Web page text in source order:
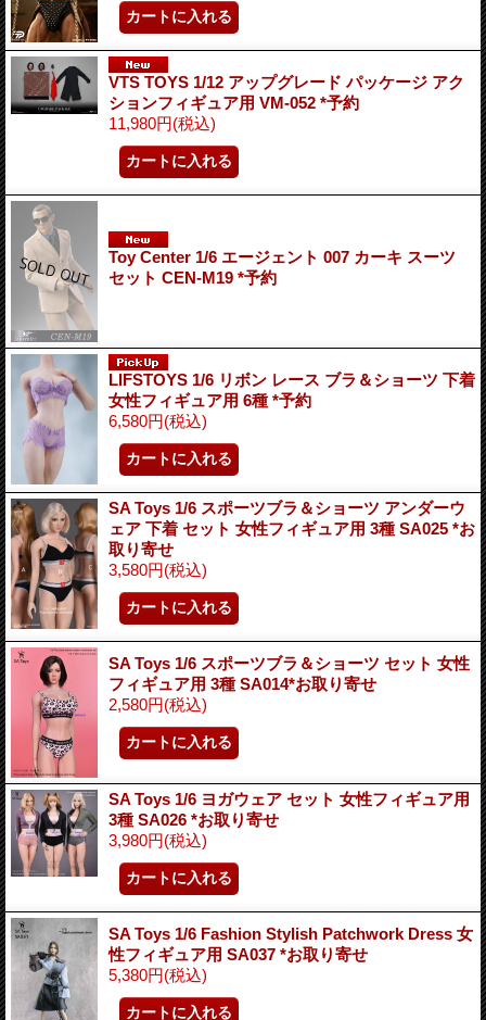
VTS TOYS 1/12 アップグレード パッケージ アク
ションフィギュア用 VM-052 *予約
11,980円(税込)
Toy Center 1/6 エージェント 007 カーキ スーツ
セット CEN-M19 *予約
LIFSTOYS 1/6 リボン レース ブラ＆ショーツ 下着
女性フィギュア用 6種 *予約
6,580円(税込)
SA Toys 1/6 スポーツブラ＆ショーツ アンダーウ
ェア 下着 セット 女性フィギュア用 3種 SA025 *お
取り寄せ
3,580円(税込)
SA Toys 1/6 スポーツブラ＆ショーツ セット 女性
フィギュア用 3種 SA014*お取り寄せ
2,580円(税込)
SA Toys 1/6 ヨガウェア セット 女性フィギュア用
3種 SA026 *お取り寄せ
3,980円(税込)
SA Toys 1/6 Fashion Stylish Patchwork Dress 女
性フィギュア用 SA037 *お取り寄せ
5,380円(税込)